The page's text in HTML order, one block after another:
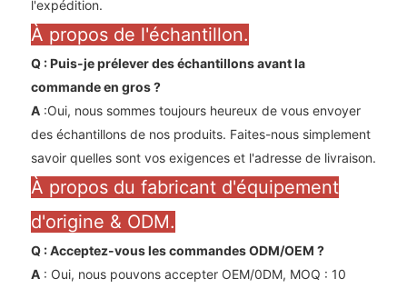
l'expédition.
À propos de l'échantillon.
Q : Puis-je prélever des échantillons avant la
commande en gros ?
A :Oui, nous sommes toujours heureux de vous envoyer
des échantillons de nos produits. Faites-nous simplement
savoir quelles sont vos exigences et l'adresse de livraison.
À propos du fabricant d'équipement
d'origine & ODM.
Q : Acceptez-vous les commandes ODM/OEM ?
A : Oui, nous pouvons accepter OEM/0DM, MOQ : 10